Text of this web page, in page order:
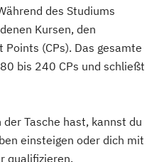
des Studiums
Kursen, den
(CPs). Das gesamte
bis 240 CPs und schließt
Tasche hast, kannst du
einsteigen oder dich mit
qualifizieren.